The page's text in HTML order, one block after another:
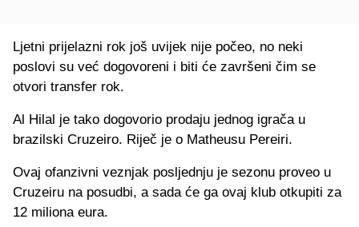
Ljetni prijelazni rok još uvijek nije počeo, no neki
poslovi su već dogovoreni i biti će završeni čim se
otvori transfer rok.
Al Hilal je tako dogovorio prodaju jednog igrača u
brazilski Cruzeiro. Riječ je o Matheusu Pereiri.
Ovaj ofanzivni veznjak posljednju je sezonu proveo u
Cruzeiru na posudbi, a sada će ga ovaj klub otkupiti za
12 miliona eura.